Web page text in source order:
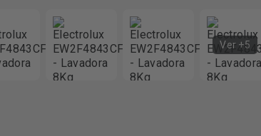
Ver +5